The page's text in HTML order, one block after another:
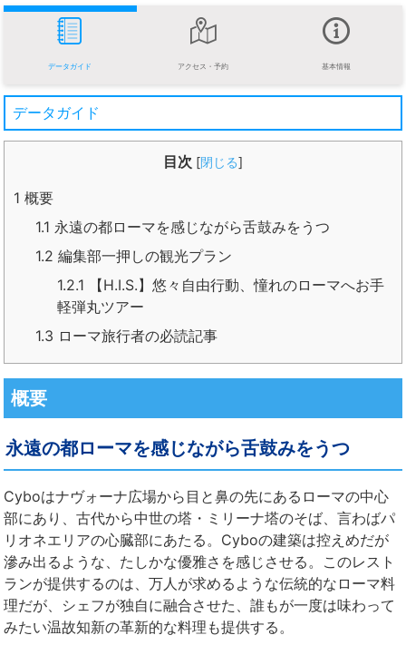
データガイド アクセス・予約 基本情報
データガイド
目次 [閉じる]
1 概要
1.1 永遠の都ローマを感じながら舌鼓みをうつ
1.2 編集部一押しの観光プラン
1.2.1 【H.I.S.】悠々自由行動、憧れのローマへお手
軽弾丸ツアー
1.3 ローマ旅行者の必読記事
概要
永遠の都ローマを感じながら舌鼓みをうつ
Cyboはナヴォーナ広場から目と鼻の先にあるローマの中心
部にあり、古代から中世の塔・ミリーナ塔のそば、言わばパ
リオネエリアの心臓部にあたる。Cyboの建築は控えめだが
滲み出るような、たしかな優雅さを感じさせる。このレスト
ランが提供するのは、万人が求めるような伝統的なローマ料
理だが、シェフが独自に融合させた、誰もが一度は味わって
みたい温故知新の革新的な料理も提供する。